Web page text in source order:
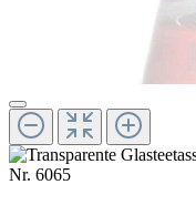
Nr. 6065